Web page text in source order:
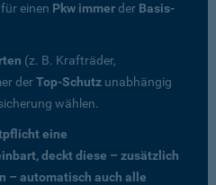
einen Pkw immerder Basis-
(z. B. Krafträder,
derTop-Schutz unabhängig
wählen.
eine
deckt diese – zusätzlich
– automatisch auch alle